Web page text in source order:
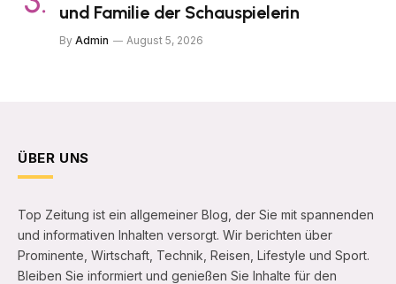
und Familie der Schauspielerin
By Admin August 5, 2026
ÜBER UNS
Top Zeitung ist ein allgemeiner Blog, der Sie mit spannenden
und informativen Inhalten versorgt. Wir berichten über
Prominente, Wirtschaft, Technik, Reisen, Lifestyle und Sport.
Bleiben Sie informiert und genießen Sie Inhalte für den